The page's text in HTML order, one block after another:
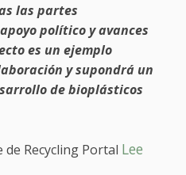
las partes
político y avances
es un ejemplo
y supondrá un
de bioplásticos
Recycling Portal Lee